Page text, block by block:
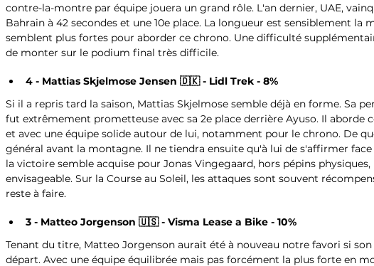
contre-la-montre par équipe jouera un grand rôle. L'an dernier, UAE,
Bahrain à 42 secondes et une 10e place. La longueur est sensiblement la
semblent plus fortes pour aborder ce chrono. Une difficulté
de monter sur le podium final très difficile.
4 - Mattias Skjelmose Jensen 🇩🇰 - Lidl Trek - 8%
Si il a repris tard la saison, Mattias Skjelmose semble déjà en forme. Sa
fut extrêmement prometteuse avec sa 2e place derrière Ayuso. Il aborde
et avec une équipe solide autour de lui, notamment pour le chrono. De
général avant la montagne. Il ne tiendra ensuite qu'à lui de s'affirmer face
la victoire semble acquise pour Jonas Vingegaard, hors pépins
envisageable. Sur la Course au Soleil, les attaques sont souvent
reste à faire.
3 - Matteo Jorgenson 🇺🇸 - Visma Lease a Bike - 10%
Tenant du titre, Matteo Jorgenson aurait été à nouveau notre favori si
départ. Avec une équipe équilibrée mais pas forcément la plus forte en